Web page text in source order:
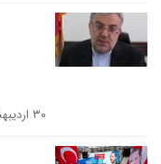
۳۰ اردیبهشت ۱۴۰۲